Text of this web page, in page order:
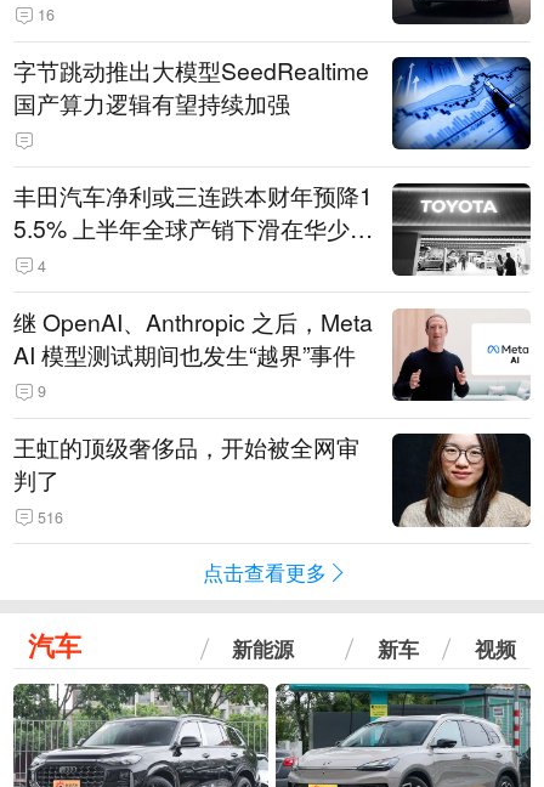
16
字节跳动推出大模型SeedRealtime
国产算力逻辑有望持续加强
丰田汽车净利或三连跌本财年预降1
5.5% 上半年全球产销下滑在华少卖
14.3万辆
4
继 OpenAI、Anthropic 之后，Meta
AI 模型测试期间也发生“越界”事件
9
王虹的顶级奢侈品，开始被全网审
判了
516
点击查看更多
汽车 新能源 新车 视频